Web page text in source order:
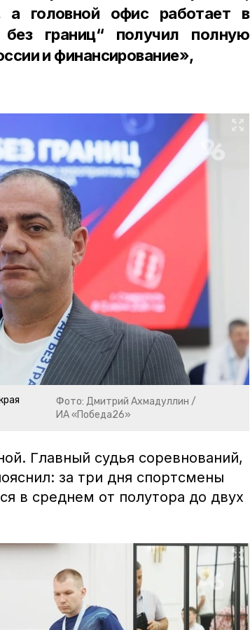
а головной офис работает в
границ“ получил полную
и финансирование»,
Фото: Дмитрий Ахмадуллин /
ИА «Победа26»
Главный судья соревнований,
за три дня спортсмены
в среднем от полутора до двух